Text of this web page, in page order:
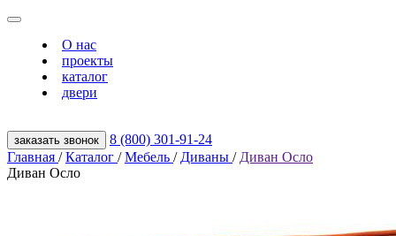
О нас
проекты
каталог
двери
заказать звонок
8 (800) 301‑91‑24
Главная / Каталог / Мебель / Диваны / Диван Осло
Диван Осло